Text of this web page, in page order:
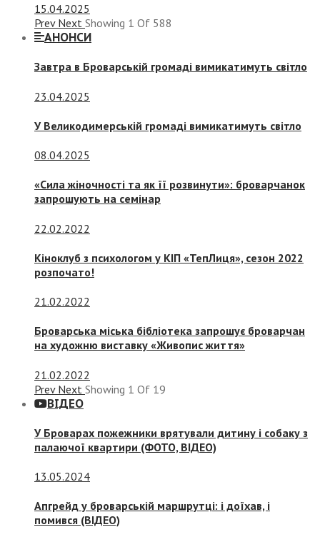
15.04.2025
Prev Next Showing 1 Of 588
АНОНСИ
Завтра в Броварській громаді вимикатимуть світло
23.04.2025
У Великодимерській громаді вимикатимуть світло
08.04.2025
«Сила жіночності та як її розвинути»: броварчанок
запрошують на семінар
22.02.2022
Кіноклуб з психологом у КІП «ТепЛиця», сезон 2022
розпочато!
21.02.2022
Броварська міська бібліотека запрошує броварчан
на художню виставку «Живопис життя»
21.02.2022
Prev Next Showing 1 Of 19
ВІДЕО
У Броварах пожежники врятували дитину і собаку з
палаючої квартири (ФОТО, ВІДЕО)
13.05.2024
Апгрейд у броварській маршрутці: і доїхав, і
помився (ВІДЕО)